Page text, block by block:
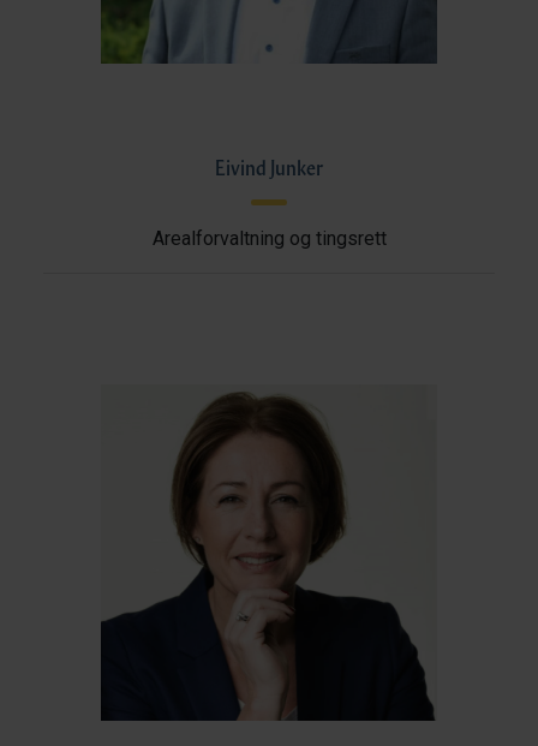
Eivind Junker
Arealforvaltning og tingsrett